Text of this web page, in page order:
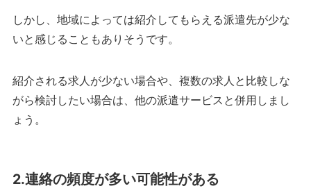
しかし、地域によっては紹介してもらえる派遣先が少な
いと感じることもありそうです。
紹介される求人が少ない場合や、複数の求人と比較しな
がら検討したい場合は、他の派遣サービスと併用しまし
ょう。
2.連絡の頻度が多い可能性がある